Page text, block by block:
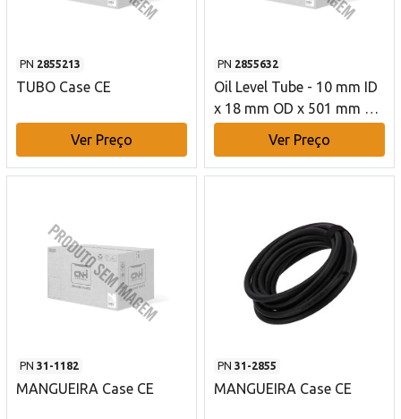
PN 2855213
TUBO Case CE
Ver Preço
PN 2855632
Oil Level Tube - 10 mm ID
x 18 mm OD x 501 mm L
Case CE
Ver Preço
PN 31-1182
MANGUEIRA Case CE
PN 31-2855
MANGUEIRA Case CE